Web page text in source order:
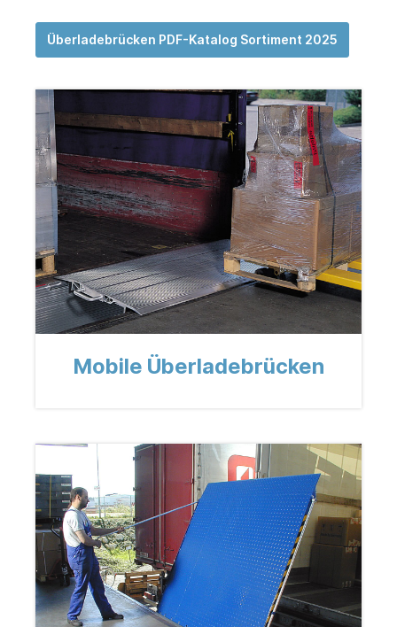
Überladebrücken PDF-Katalog Sortiment 2025
Mobile Überladebrücken